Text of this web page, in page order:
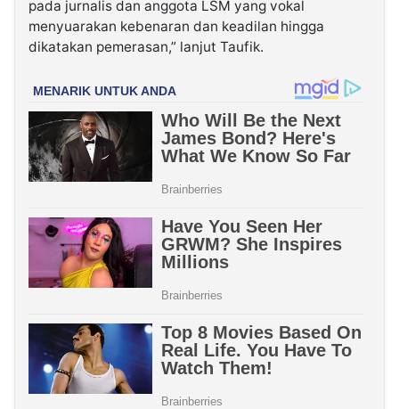
pada jurnalis dan anggota LSM yang vokal
menyuarakan kebenaran dan keadilan hingga
dikatakan pemerasan,” lanjut Taufik.